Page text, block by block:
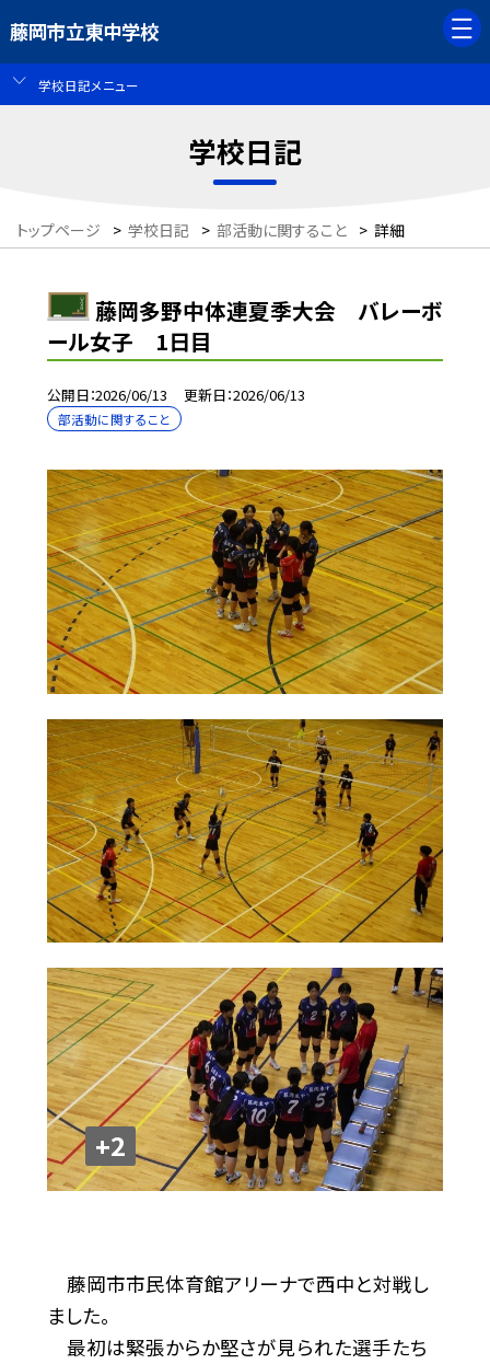
藤岡市立東中学校
学校日記メニュー
学校日記
トップページ > 学校日記 > 部活動に関すること > 詳細
藤岡多野中体連夏季大会 バレーボ
ール女子 1日目
公開日 2026/06/13 更新日 2026/06/13
部活動に関すること
+2
藤岡市市民体育館アリーナで西中と対戦し
ました。
最初は緊張からか堅さが見られた選手たち